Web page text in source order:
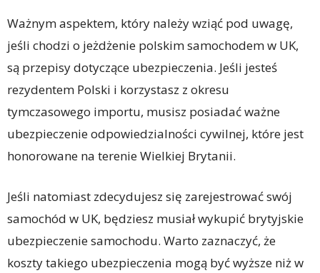
Ważnym aspektem, który należy wziąć pod uwagę,
jeśli chodzi o jeżdżenie polskim samochodem w UK,
są przepisy dotyczące ubezpieczenia. Jeśli jesteś
rezydentem Polski i korzystasz z okresu
tymczasowego importu, musisz posiadać ważne
ubezpieczenie odpowiedzialności cywilnej, które jest
honorowane na terenie Wielkiej Brytanii.
Jeśli natomiast zdecydujesz się zarejestrować swój
samochód w UK, będziesz musiał wykupić brytyjskie
ubezpieczenie samochodu. Warto zaznaczyć, że
koszty takiego ubezpieczenia mogą być wyższe niż w